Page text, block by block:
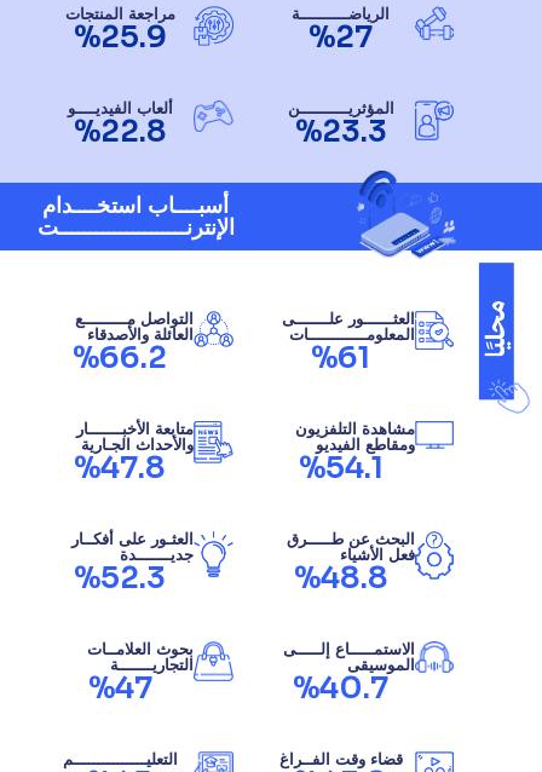
الرياضــــــــــة
%27
مراجعة المنتجات
%25.9
المؤثريــــــــــن
%23.3
ألعاب الفيديــــو
%22.8
أسبــــاب استخــــدام
الإنترنـــــــــــــــــــــت
العثــــــور علـــــــى
المعلومــــــــــــات
%61
التواصل مـــــــــع
العائلة والأصدقاء
%66.2
مشاهدة التلفزيون
ومقاطع الفيديو
%54.1
متابعة الأخبـــــــار
والأحداث الجـارية
%47.8
البحث عن طـــــرق
فعل الأشياء
%48.8
العثـور على أفكــار
جديـــــــدة
%52.3
الاستمـــــاع إلـــــى
الموسيقى
%40.7
بحوث العلامــات
التجاريـــــــة
%47
قضاء وقت الفــراغ التعليـــــــــــــــم